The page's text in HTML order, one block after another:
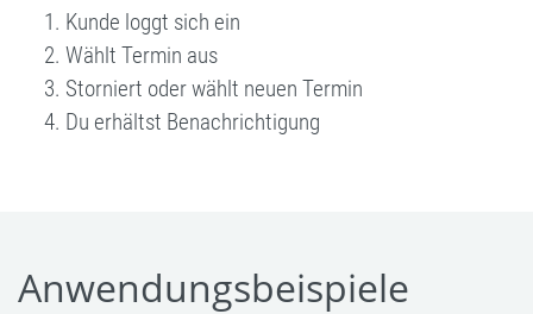
Kunde loggt sich ein
Wählt Termin aus
Storniert oder wählt neuen Termin
Du erhältst Benachrichtigung
Anwendungsbeispiele